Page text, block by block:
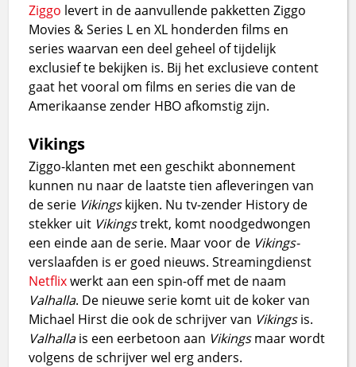
Ziggo levert in de aanvullende pakketten Ziggo
Movies & Series L en XL honderden films en
series waarvan een deel geheel of tijdelijk
exclusief te bekijken is. Bij het exclusieve content
gaat het vooral om films en series die van de
Amerikaanse zender HBO afkomstig zijn.
Vikings
Ziggo-klanten met een geschikt abonnement
kunnen nu naar de laatste tien afleveringen van
de serie Vikingskijken. Nu tv-zender History de
stekker uit Vikingstrekt, komt noodgedwongen
een einde aan de serie. Maar voor de Vikings-
verslaafden is er goed nieuws. Streamingdienst
Netflixwerkt aan een spin-off met de naam
Valhalla. De nieuwe serie komt uit de koker van
Michael Hirst die ook de schrijver van Vikingsis.
Valhallais een eerbetoon aan Vikingsmaar wordt
volgens de schrijver wel erg anders.